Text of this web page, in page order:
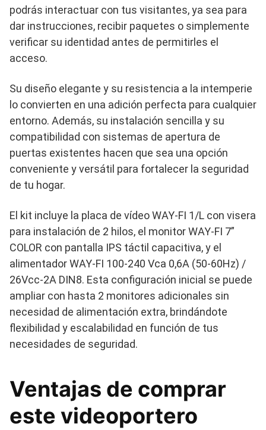
podrás interactuar con tus visitantes, ya sea para
dar instrucciones, recibir paquetes o simplemente
verificar su identidad antes de permitirles el
acceso.
Su diseño elegante y su resistencia a la intemperie
lo convierten en una adición perfecta para cualquier
entorno. Además, su instalación sencilla y su
compatibilidad con sistemas de apertura de
puertas existentes hacen que sea una opción
conveniente y versátil para fortalecer la seguridad
de tu hogar.
El kit incluye la placa de vídeo WAY-FI 1/L con visera
para instalación de 2 hilos, el monitor WAY-FI 7”
COLOR con pantalla IPS táctil capacitiva, y el
alimentador WAY-FI 100-240 Vca 0,6A (50-60Hz) /
26Vcc-2A DIN8. Esta configuración inicial se puede
ampliar con hasta 2 monitores adicionales sin
necesidad de alimentación extra, brindándote
flexibilidad y escalabilidad en función de tus
necesidades de seguridad.
Ventajas de comprar
este videoportero